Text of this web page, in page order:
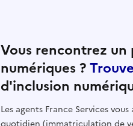
Vous rencontrez un
numériques ?
d'inclusion
Les agents France Services